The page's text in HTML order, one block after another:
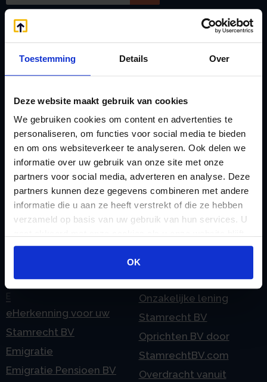
Toestemming Details Over
Deze website maakt gebruik van cookies
We gebruiken cookies om content en advertenties te
personaliseren, om functies voor social media te bieden
en om ons websiteverkeer te analyseren. Ook delen we
informatie over uw gebruik van onze site met onze
partners voor social media, adverteren en analyse. Deze
partners kunnen deze gegevens combineren met andere
informatie die u aan ze heeft verstrekt of die ze hebben
verzameld op basis van uw gebruik van hun services. U
gebruiken.
OK
Handige links
A
Afkoop Stamrecht
B
rekeningnummer
Checklist IB 2023 (PDF)
Checklist IB 2023 (Word)
Checklist IB 2024 (PDF)
Checklist IB 2024 (Word)
Contact
E
eHerkenning voor uw
Stamrecht BV
Emigratie
Emigratie Pensioen BV
Jaarstukken opstellen
L
Lijfrente BV
Liquidatie Pensioen BV
Loonadministratie
verzorgen
M
Mogelijkheden
Stamrecht BV
O
Ontbinden Stamrecht
BV
Onzakelijke lening
Stamrecht BV
Oprichten BV door
StamrechtBV.com
Overdracht vanuit